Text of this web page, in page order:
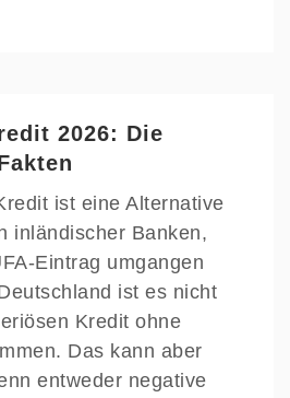
2026: Die
ist eine Alternative
inländischer Banken,
Eintrag umgangen
ist es nicht
Kredit ohne
Das kann aber
entweder negative